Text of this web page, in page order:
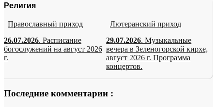
Религия
Православный приход
26.07.2026. Расписание
богослужений на август 2026
г.
Лютеранский приход
29.07.2026. Музыкальные
вечера в Зеленогорской кирхе,
август 2026 г. Программа
концертов.
Последние комментарии :